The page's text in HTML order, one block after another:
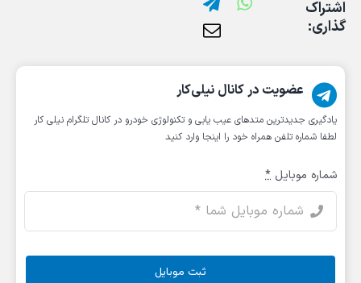
اشتراک
گذاری:
عضویت در کانال نیلی‌کار
یادگیری جدیدترین متد‌های عیب یابی‌ و تکنولوژی خودرو در کانال تلگرام نیلی کار
لطفا شماره تلفن همراه خود را اینجا وارد کنید
شماره موبایل *
ثبت موبایل